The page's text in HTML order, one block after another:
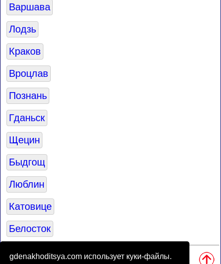
gdenakhoditsya.com использует куки-файлы.
Варшава
Лодзь
Краков
Вроцлав
Познань
Гданьск
Щецин
Быдгощ
Люблин
Катовице
Белосток
Источники:
• База для карты природных зон мира была создана